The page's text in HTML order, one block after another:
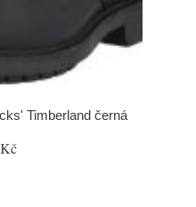
Timberland černá